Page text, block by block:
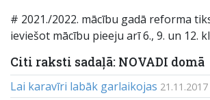
# 2021./2022. mācību gadā reforma
ieviešot mācību pieeju arī 6., 9. un 12.
Citi raksti sadaļā: NOVADI domā
Lai karavīri labāk garlaikojas 21.11.2017